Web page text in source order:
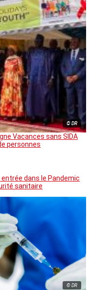
© DR
Vacances sans SIDA
personnes
dans le Pandemic
sanitaire
© DR